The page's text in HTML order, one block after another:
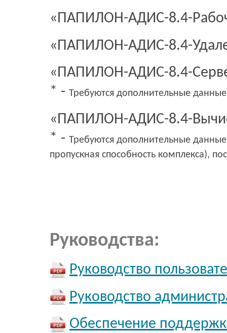
«ПАПИЛОН-АДИС-8.4-
«ПАПИЛОН-АДИС-8.4-
«ПАПИЛОН-АДИС-8.4-
* - Требуются дополнительные
«ПАПИЛОН-АДИС-8.4-
* - Требуются дополнительные
пропускная способность комплекса),
Руководства:
Руководство
Руководство
Обеспечение